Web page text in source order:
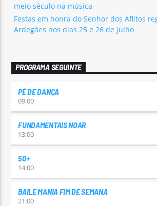
meio século na música
Festas em honra do Senhor dos Aflitos
Ardegães nos dias 25 e 26 de julho
PROGRAMA SEGUINTE
PÉ DE DANÇA
09:00
FUNDAMENTAIS NOAR
13:00
50+
14:00
BAILE MANIA FIM DE SEMANA
21:00